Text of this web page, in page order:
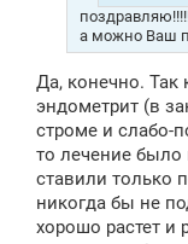
а можно Ваш
Да, конечно. Так
эндометрит (в
строме и слабо-
то лечение было
ставили только
никогда бы не
хорошо растет